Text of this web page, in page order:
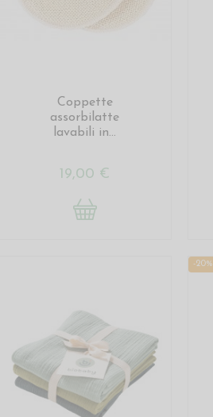
Coppette
assorbilatte
lavabili in...
19,00 €
-20%